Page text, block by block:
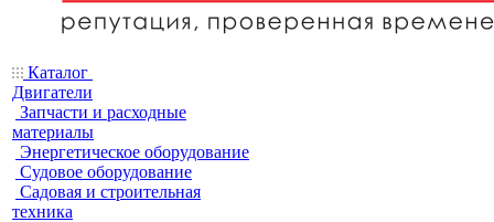
Каталог
Двигатели
Запчасти и расходные
материалы
Энергетическое оборудование
Судовое оборудование
Садовая и строительная
техника